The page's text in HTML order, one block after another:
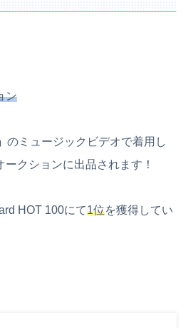
ン
のミュージックビデオで着用し
クションに出品されます！
HOT 100にて1位を獲得してい